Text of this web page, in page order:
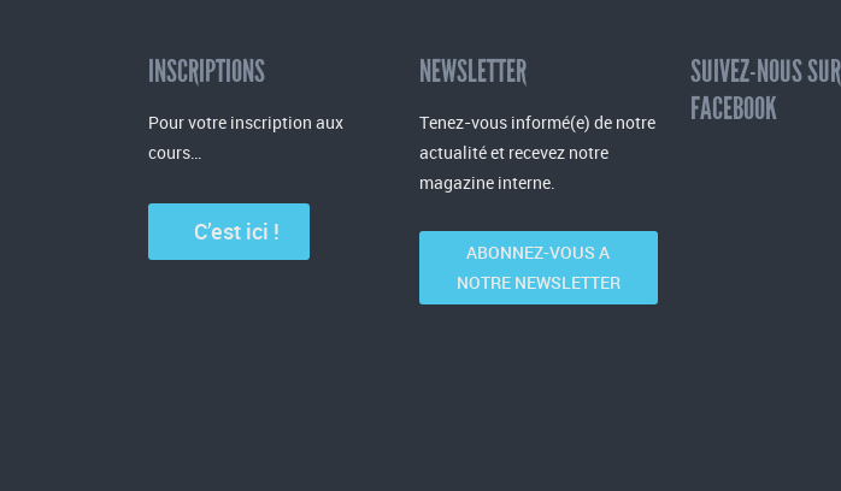
INSCRIPTIONS
Pour votre inscription aux
cours…
C’est ici !
NEWSLETTER
Tenez-vous informé(e) de notre
actualité et recevez notre
magazine interne.
ABONNEZ-VOUS A
NOTRE NEWSLETTER
SUIVEZ-NOUS SUR
FACEBOOK